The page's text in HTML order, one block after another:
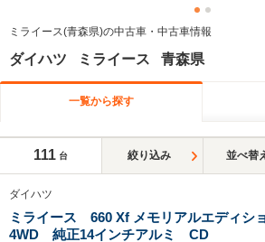
ミライース(青森県)の中古車・中古車情報
ダイハツ ミライース 青森県
一覧から探す
111 台 絞り込み 並べ替
ダイハツ
ミライース 660 Xf メモリアルエディシ
4WD 純正14インチアルミ CD